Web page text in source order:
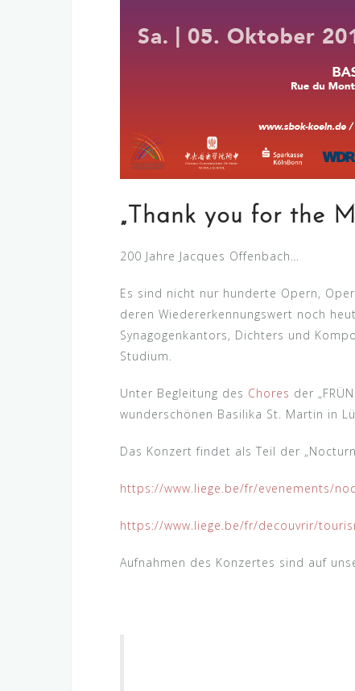
„Thank you for the
200 Jahre Jacques Offenbach…
Es sind nicht nur hunderte Opern,
deren Wiedererkennungswert noch
Synagogenkantors, Dichters und
Studium.
Unter Begleitung des Chores der
wunderschönen Basilika St. Martin in
Das Konzert findet als Teil der
https://www.liege.be/fr/evenements/
https://www.liege.be/fr/decouvrir/
Aufnahmen des Konzertes sind auf